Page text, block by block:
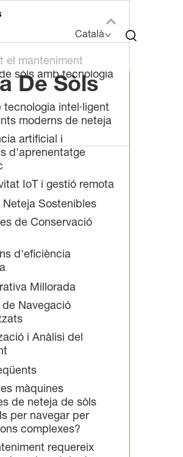
Català
De Sòls
el manteniment
sòls amb tecnologia
tecnologia intel·ligent
moderns de neteja
artificial i
d'aprenentatge
IoT i gestió remota
Sostenibles
de Conservació
d'eficiència
Millorada
Navegació
i Anàlisi del
màquines
de neteja de sòls
per navegar per
complexes?
requereix